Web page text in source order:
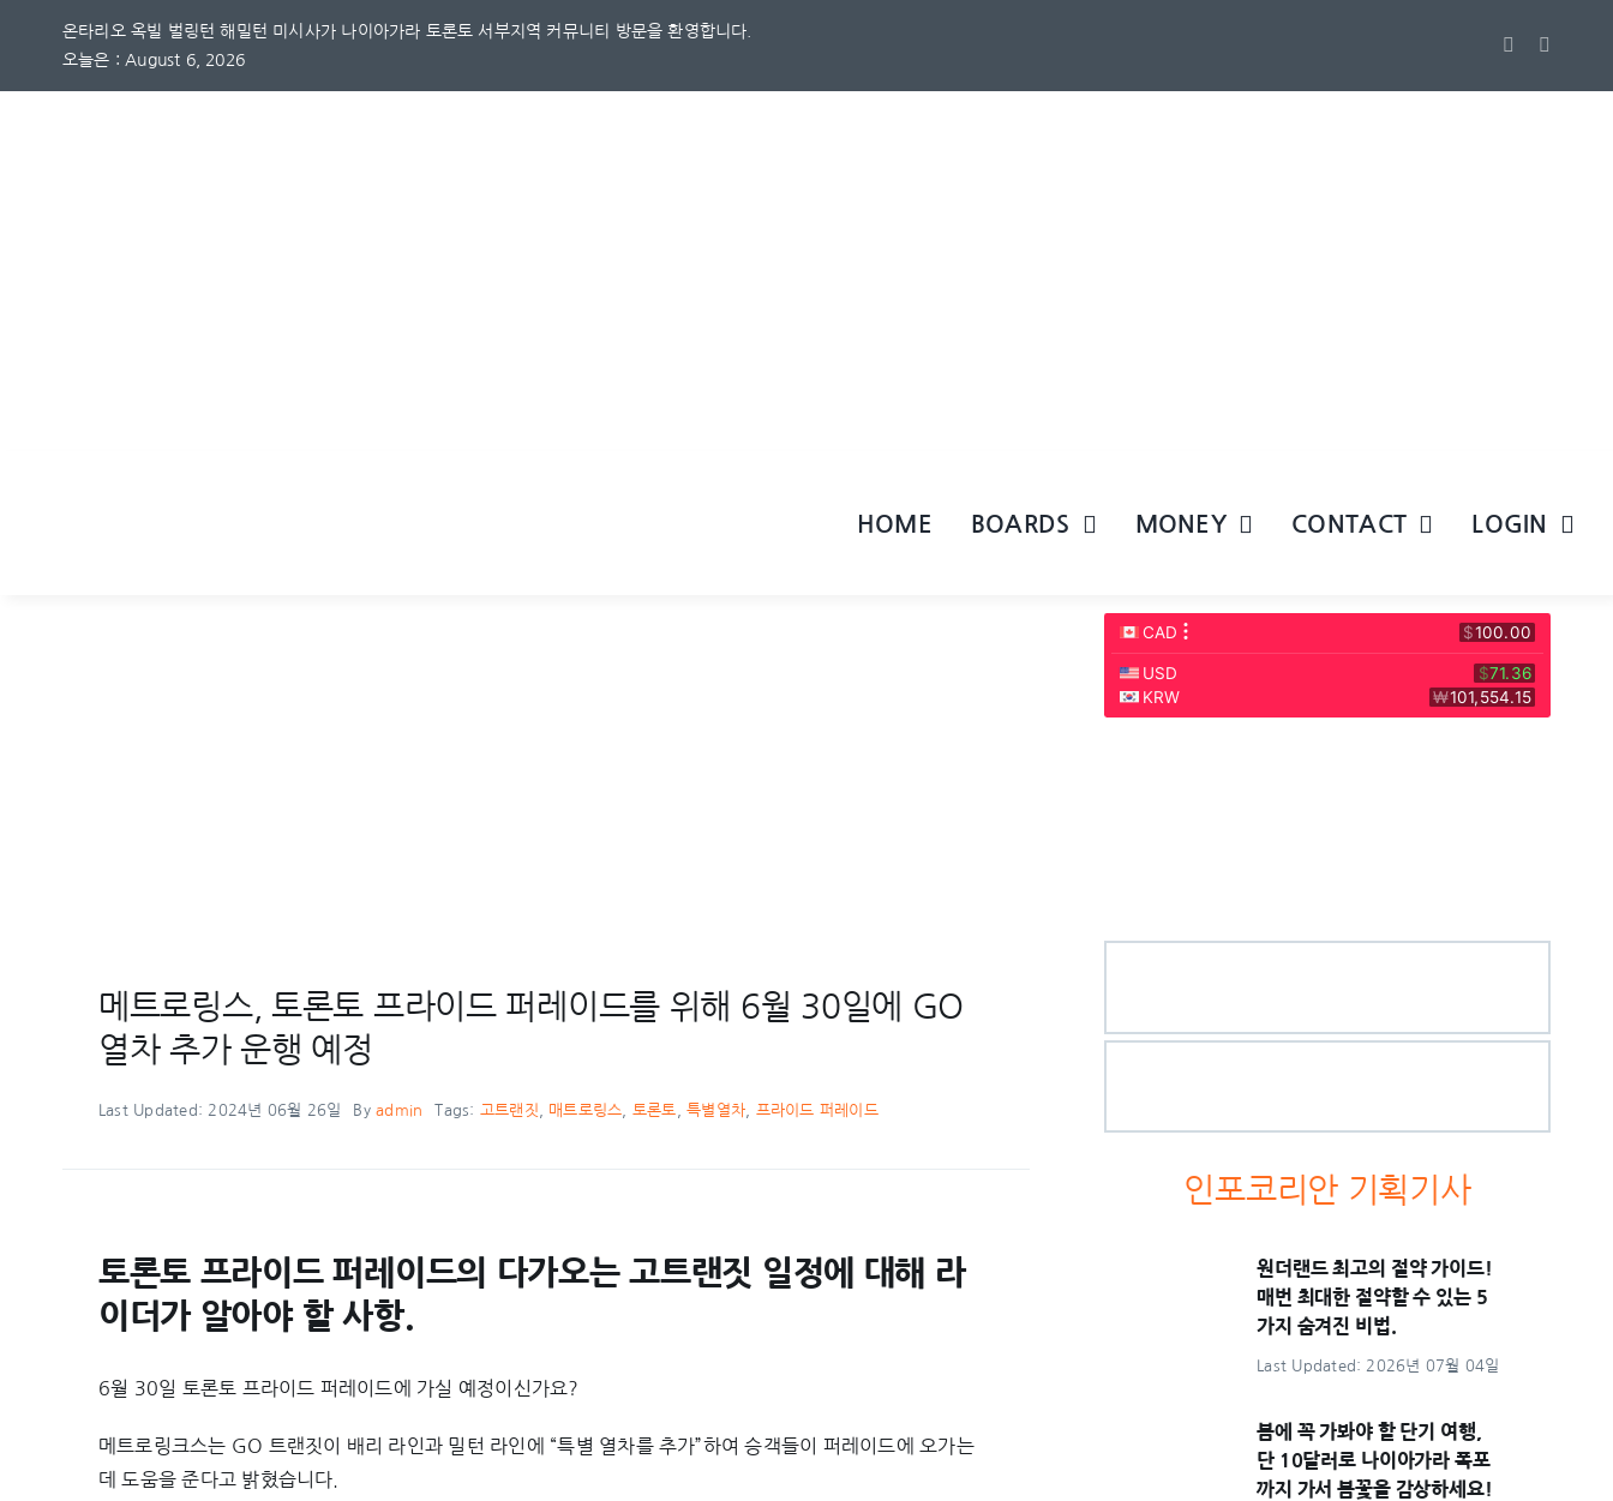
온타리오 옥빌 벌링턴 해밀턴 미시사가 나이아가라 토론토 서부지역 커뮤니티 방문을 환영합니다.
오늘은 : August 6, 2026
HOME BOARDS MONEY CONTACT LOGIN
메트로링스, 토론토 프라이드 퍼레이드를 위해 6월 30일에 GO
열차 추가 운행 예정
Last Updated: 2024년 06월 26일 Byadmin Tags: 고트랜짓 매트로링스 토론토 ,특별열차 프라이드 퍼레이드
토론토 프라이드 퍼레이드의 다가오는 고트랜짓 일정에 대해 라
이더가 알아야 할 사항.
6월 30일 토론토 프라이드 퍼레이드에 가실 예정이신가요?
메트로링크스는 GO 트랜짓이 배리 라인과 밀턴 라인에 “특별 열차를 추가”하여 승객들이 퍼레이드에 오가는
데 도움을 준다고 밝혔습니다.
인포코리안 기획기사
원더랜드 최고의 절약 가이드!
매번 최대한 절약할 수 있는 5
가지 숨겨진 비법.
Last Updated: 2026년 07월 04일
봄에 꼭 가봐야 할 단기 여행,
단 10달러로 나이아가라 폭포
까지 가서 봄꽃을 감상하세요!